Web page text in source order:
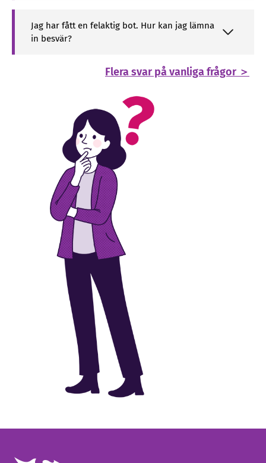
Jag har fått en felaktig bot. Hur kan jag lämna
in besvär?
Flera svar på vanliga frågor ＞